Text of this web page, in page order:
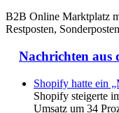
B2B Online Marktplatz
Restposten,
Nachrichten aus
Shopify hatte ein
Shopify steigerte
Umsatz um 34